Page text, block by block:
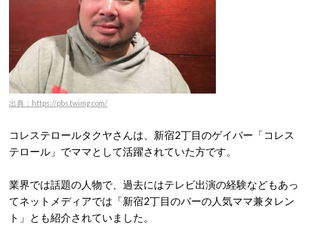
出典：https://pbs.twimg.com/
コレステロールタクヤさんは、新宿2丁目のゲイバー「コレス
テロール」でママとして活躍されていた方です。
業界では話題の人物で、過去にはテレビ出演の経験などもあっ
てネットメディアでは「新宿2丁目のバーの人気ママ兼タレン
ト」とも紹介されていました。